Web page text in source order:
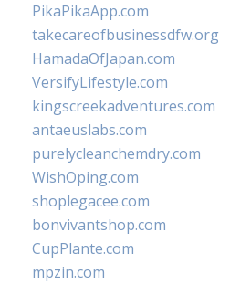
PikaPikaApp.com
takecareofbusinessdfw.org
HamadaOfJapan.com
VersifyLifestyle.com
kingscreekadventures.com
antaeuslabs.com
purelycleanchemdry.com
WishOping.com
shoplegacee.com
bonvivantshop.com
CupPlante.com
mpzin.com